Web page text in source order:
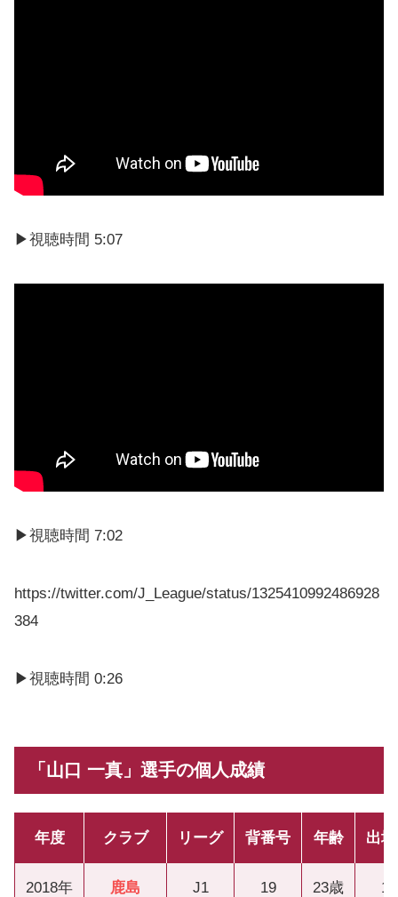
▶視聴時間 5:07
▶視聴時間 7:02
https://twitter.com/J_League/status/1325410992486928
384
▶視聴時間 0:26
「山口 一真」選手の個人成績
年度 クラブ リーグ 背番号 年齢 出
2018年 鹿島 J1 19 23歳 10